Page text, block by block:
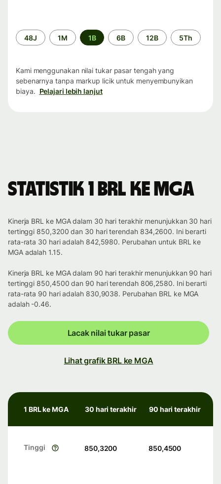
Periode
waktu
48J 1M 1B 6B 12B 5Th
Kami menggunakan nilai tukar pasar tengah yang
sebenarnya tanpa markup licik untuk menyembunyikan
biaya. Pelajari lebih lanjut
Statistik 1 BRL ke MGA
Kinerja BRL ke MGA dalam 30 hari terakhir menunjukkan 30 hari
tertinggi 850,3200 dan 30 hari terendah 834,2600. Ini berarti
rata-rata 30 hari adalah 842,5980. Perubahan untuk BRL ke
MGA adalah 1.15.
Kinerja BRL ke MGA dalam 90 hari terakhir menunjukkan 90 hari
tertinggi 850,4500 dan 90 hari terendah 806,2580. Ini berarti
rata-rata 90 hari adalah 830,9038. Perubahan BRL ke MGA
adalah -0.46.
Lacak nilai tukar pasar
Lihat grafik BRL ke MGA
1 BRL ke MGA 30 hari terakhir 90 hari terakhir
Tinggi 850,3200 850,4500